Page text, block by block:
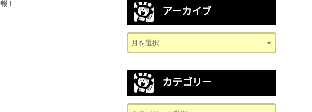
報！
アーカイブ
カテゴリー